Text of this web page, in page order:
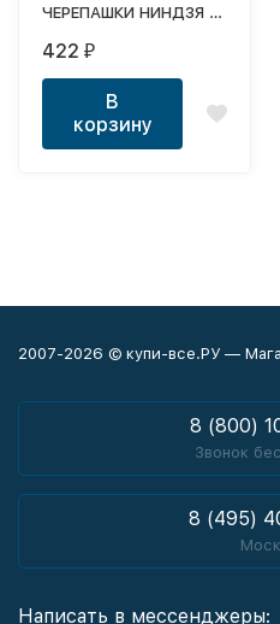
ЧЕРЕПАШКИ НИНДЗЯ И
422 ₽
В
корзину
2007-2026 © купи-все.РУ —
8 (800)
Звонок
8 (495)
Написать в мессенджеры: